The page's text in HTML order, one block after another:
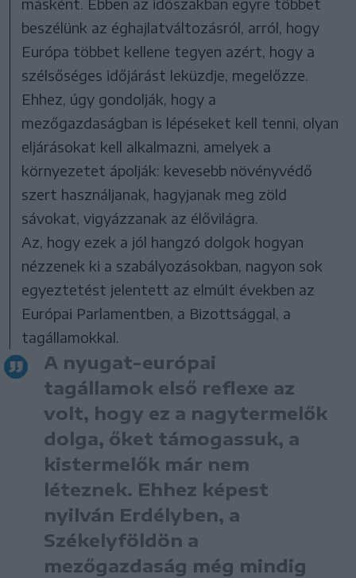
beszélünk az éghajlatváltozásról, arról, hogy
Európa többet kellene tegyen azért, hogy a
szélsőséges időjárást leküzdje, megelőzze.
Ehhez, úgy gondolják, hogy a
mezőgazdaságban is lépéseket kell tenni, olyan
eljárásokat kell alkalmazni, amelyek a
környezetet ápolják: kevesebb növényvédő
szert használjanak, hagyjanak meg zöld
sávokat, vigyázzanak az élővilágra.
Az, hogy ezek a jól hangzó dolgok hogyan
nézzenek ki a szabályozásokban, nagyon sok
egyeztetést jelentett az elmúlt években az
Európai Parlamentben, a Bizottsággal, a
tagállamokkal.
A nyugat-európai
tagállamok első reflexe az
volt, hogy ez a nagytermelők
dolga, őket támogassuk, a
kistermelők már nem
léteznek. Ehhez képest
nyilván Erdélyben, a
Székelyföldön a
mezőgazdaság még mindig